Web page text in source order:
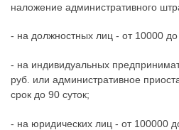
наложение административного
- на должностных лиц - от 10000
- на индивидуальных
руб. или административное
срок до 90 суток;
- на юридических лиц - от 100000